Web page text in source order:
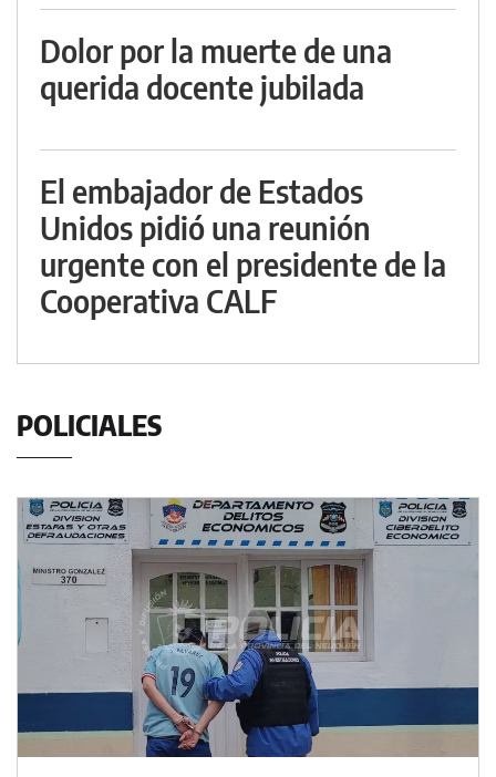
Dolor por la muerte de una
querida docente jubilada
El embajador de Estados
Unidos pidió una reunión
urgente con el presidente de la
Cooperativa CALF
POLICIALES